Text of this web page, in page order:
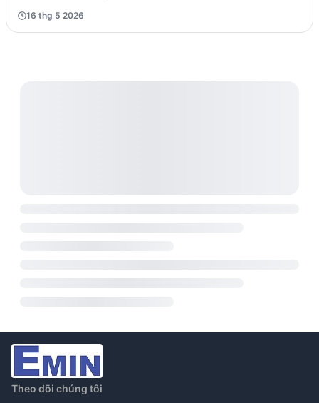
điện 80A, sản phẩm này đáp ứng tốt các yêu cầu
trong môi trường công nghiệp và nghiên cứu. Được
16 thg 5 2026
Theo dõi chúng tôi